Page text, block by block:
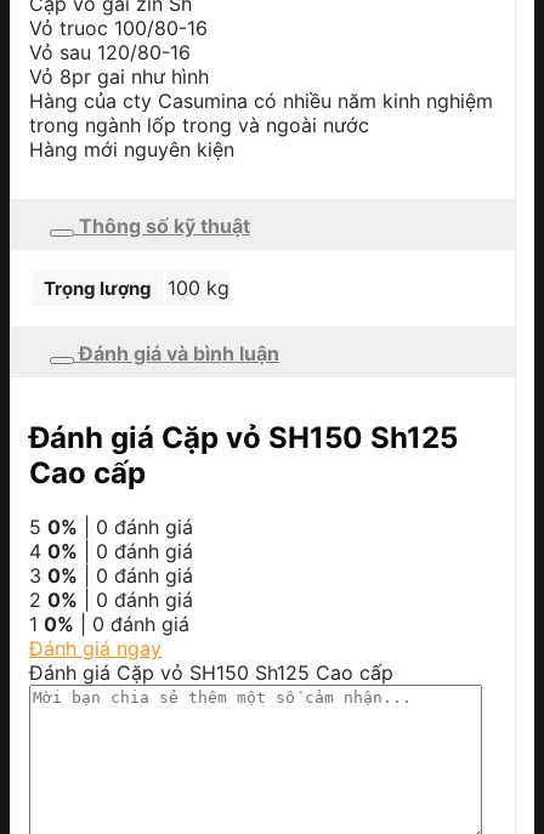
Vỏ truoc 100/80-16
Vỏ sau 120/80-16
Vỏ 8pr gai như hình
Hàng của cty Casumina có nhiều năm kinh nghiệm
trong ngành lốp trong và ngoài nước
Hàng mới nguyên kiện
Thông số kỹ thuật
Trọng lượng 100 kg
Đánh giá và bình luận
Đánh giá Cặp vỏ SH150 Sh125
Cao cấp
5 0% | 0 đánh giá
4 0% | 0 đánh giá
3 0% | 0 đánh giá
2 0% | 0 đánh giá
1 0% | 0 đánh giá
Đánh giá ngay
Đánh giá Cặp vỏ SH150 Sh125 Cao cấp